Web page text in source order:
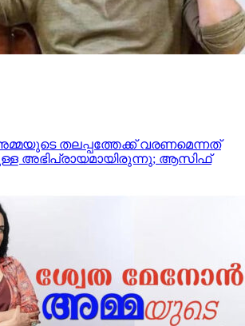
തലപ്പത്തേക്ക് വരണമെന്നത്
അഭിപ്രായമായിരുന്നു; ആസിഫ്